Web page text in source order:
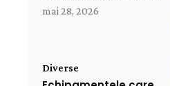
mai 28, 2026
Diverse